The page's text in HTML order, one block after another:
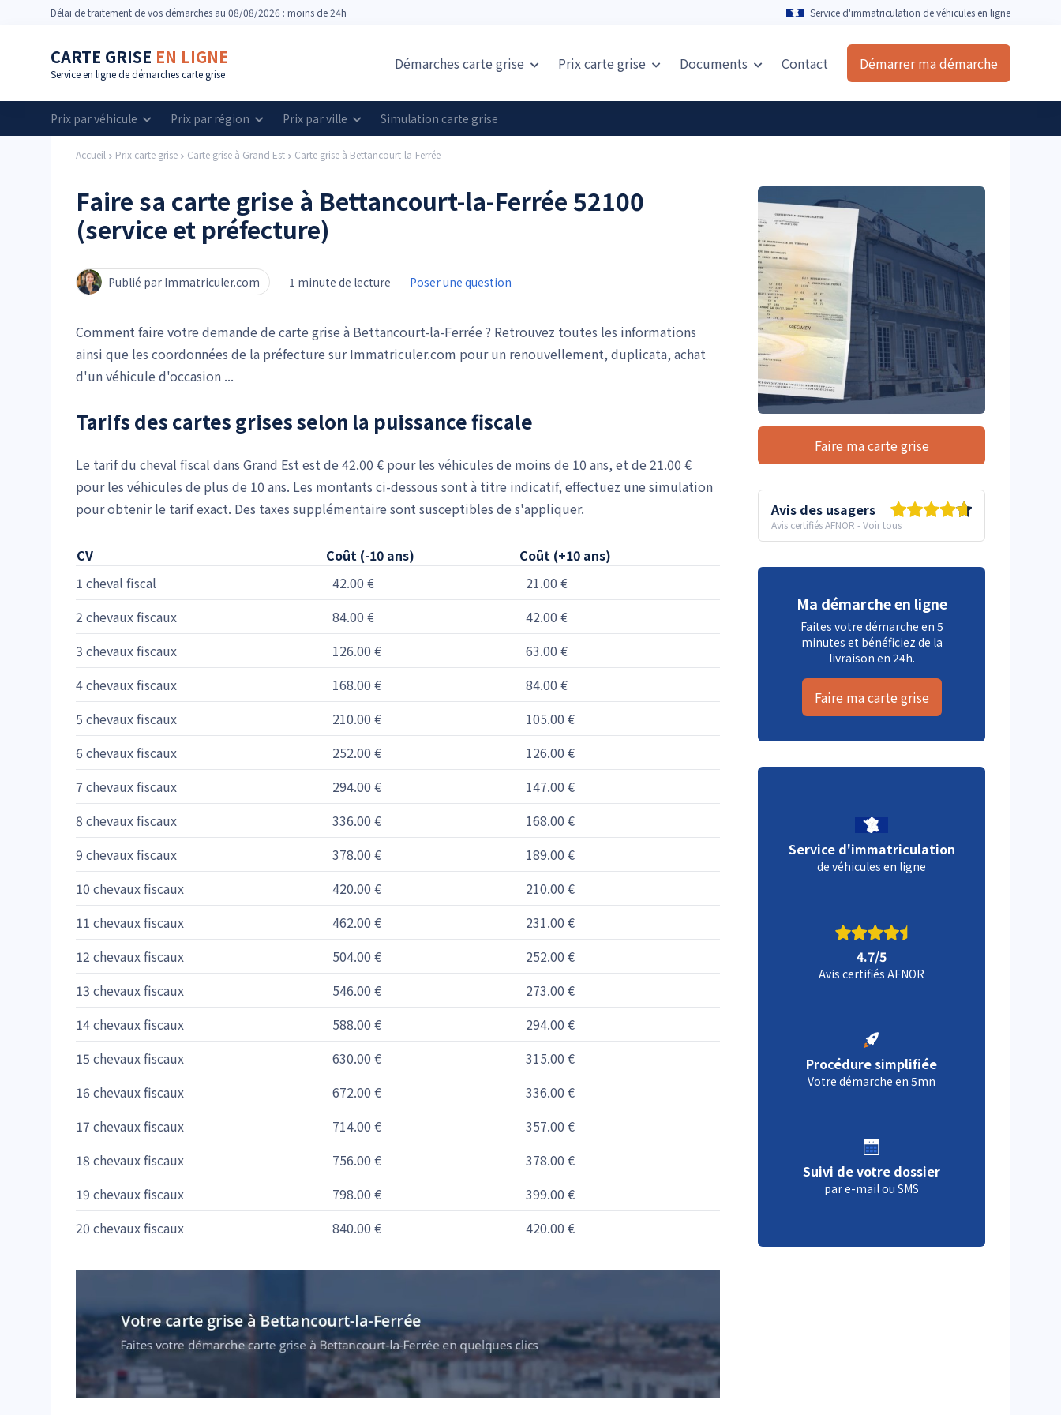
Délai de traitement de vos démarches au 08/08/2026 : moins de 24h Service d'immatriculation de véhicules en ligne
CARTE GRISE EN LIGNE
Service en ligne de démarches carte grise
Démarches carte grise Prixcarte grise Documents Contact Démarrer ma démarche
Prix par véhicule Prix par région Prix par ville Simulation carte grise
Accueil Prix carte grise Carte grise à Grand Est Carte grise à Bettancourt-la-Ferrée
Faire sa carte grise à Bettancourt-la-Ferrée 52100
(service et préfecture)
Publié par Immatriculer.com 1 minute de lecture Poser une question
Comment faire votre demande de carte grise à Bettancourt-la-Ferrée ? Retrouvez toutes les informations
ainsi que les coordonnées de la préfecture sur Immatriculer.com pour un renouvellement, duplicata, achat
d'un véhicule d'occasion ...
Tarifs des cartes grises selon la puissance fiscale
Le tarif du cheval fiscal dans Grand Est est de 42.00 € pour les véhicules de moins de 10 ans, et de 21.00 €
pour les véhicules de plus de 10 ans. Les montants ci-dessous sont à titre indicatif, effectuez une simulation
pour obtenir le tarif exact. Des taxes supplémentaire sont susceptibles de s'appliquer.
CV Coût (-10 ans)
Coût (+10 ans)
1 cheval fiscal
42.00 €
21.00 €
2 chevaux fiscaux
84.00 €
42.00 €
3 chevaux fiscaux
126.00 €
63.00 €
4 chevaux fiscaux
168.00 €
84.00 €
5 chevaux fiscaux
210.00 €
105.00 €
6 chevaux fiscaux
252.00 €
126.00 €
7 chevaux fiscaux
294.00 €
147.00 €
8 chevaux fiscaux
336.00 €
168.00 €
9 chevaux fiscaux
378.00 €
189.00 €
10 chevaux fiscaux
420.00 €
210.00 €
11 chevaux fiscaux
462.00 €
231.00 €
12 chevaux fiscaux
504.00 €
252.00 €
13 chevaux fiscaux
546.00 €
273.00 €
14 chevaux fiscaux
588.00 €
294.00 €
15 chevaux fiscaux
630.00 €
315.00 €
16 chevaux fiscaux
672.00 €
336.00 €
17 chevaux fiscaux
714.00 €
357.00 €
18 chevaux fiscaux
756.00 €
378.00 €
19 chevaux fiscaux
798.00 €
399.00 €
20 chevaux fiscaux
840.00 € 420.00 €
Faire ma carte grise
Avis des usagers
Avis certifiés AFNOR -Voir tous
Ma démarche en ligne
Faites votre démarche en 5
minutes et bénéficiez de la
livraison en 24h.
Faire ma carte grise
Service d'immatriculation
de véhicules en ligne
4.7/5
Avis certifiés AFNOR
Procédure simplifiée
Votre démarche en 5mn
Suivi de votre dossier
par e-mail ou SMS